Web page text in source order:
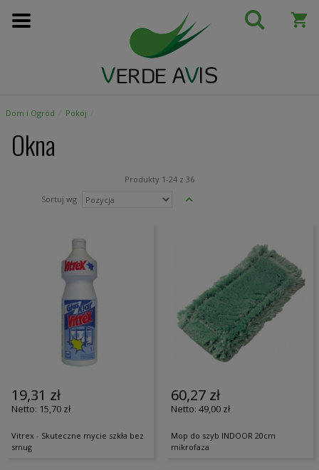
Przejdź
do
Dom i Ogród Pokój
Okna
Produkty 1-24 z 36
Sortuj wg
Ustaw
19,31 zł
15,70 zł
Vitrex - Skuteczne mycie szkła bez
smug
60,27 zł
49,00 zł
Mop do szyb INDOOR 20cm
mikrofaza